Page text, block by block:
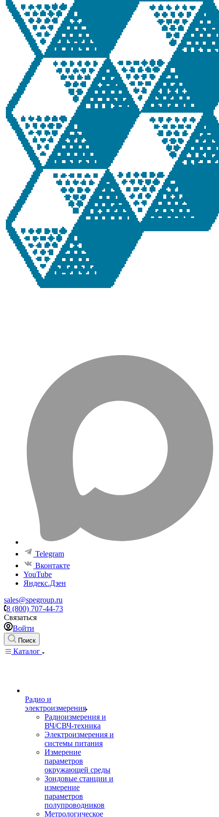
Telegram
Вконтакте
YouTube
Яндекс.Дзен
sales@spegroup.ru
8 (800) 707-44-73
Связаться
Войти
Поиск
Каталог
Радио и
электроизмерения
Радиоизмерения и
ВЧ/СВЧ-техника
Электроизмерения и
системы питания
Измерение
параметров
окружающей среды
Зондовые станции и
измерение
параметров
полупроводников
Метрологическое